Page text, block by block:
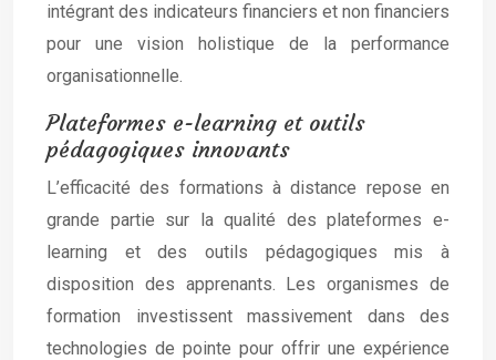
intégrant des indicateurs financiers et non financiers
pour une vision holistique de la performance
organisationnelle.
Plateformes e-learning et outils
pédagogiques innovants
L’efficacité des formations à distance repose en
grande partie sur la qualité des plateformes e-
learning et des outils pédagogiques mis à
disposition des apprenants. Les organismes de
formation investissent massivement dans des
technologies de pointe pour offrir une expérience